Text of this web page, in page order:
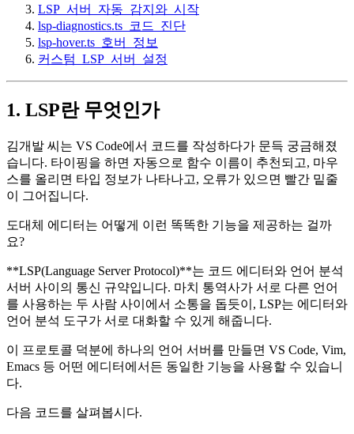
LSP_서버_자동_감지와_시작
lsp-diagnostics.ts_코드_진단
lsp-hover.ts_호버_정보
커스텀_LSP_서버_설정
1. LSP란 무엇인가
김개발 씨는 VS Code에서 코드를 작성하다가 문득 궁금해졌
습니다. 타이핑을 하면 자동으로 함수 이름이 추천되고, 마우
스를 올리면 타입 정보가 나타나고, 오류가 있으면 빨간 밑줄
이 그어집니다.
도대체 에디터는 어떻게 이런 똑똑한 기능을 제공하는 걸까
요?
**LSP(Language Server Protocol)**는 코드 에디터와 언어 분석
서버 사이의 통신 규약입니다. 마치 통역사가 서로 다른 언어
를 사용하는 두 사람 사이에서 소통을 돕듯이, LSP는 에디터와
언어 분석 도구가 서로 대화할 수 있게 해줍니다.
이 프로토콜 덕분에 하나의 언어 서버를 만들면 VS Code, Vim,
Emacs 등 어떤 에디터에서든 동일한 기능을 사용할 수 있습니
다.
다음 코드를 살펴봅시다.